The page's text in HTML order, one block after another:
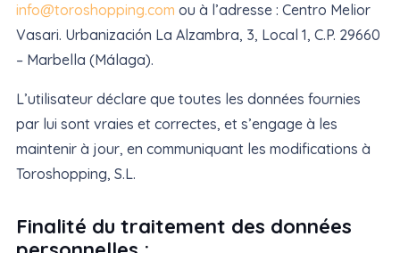
info@toroshopping.com ou à l’adresse : Centro Melior
Vasari. Urbanización La Alzambra, 3, Local 1, C.P. 29660
– Marbella (Málaga).
L’utilisateur déclare que toutes les données fournies
par lui sont vraies et correctes, et s’engage à les
maintenir à jour, en communiquant les modifications à
Toroshopping, S.L.
Finalité du traitement des données